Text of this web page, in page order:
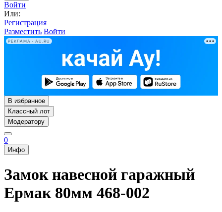
Войти
Или:
Регистрация
Разместить Войти
РЕКЛАМА • AU.RU
В избранное
Классный лот
Модератору
0
Инфо
Замок навесной гаражный
Ермак 80мм 468-002